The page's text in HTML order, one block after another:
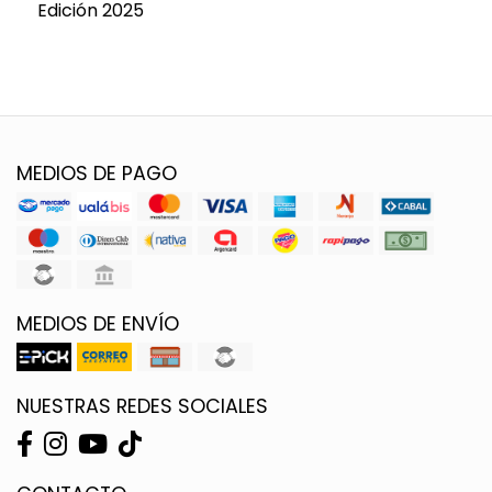
Edición 2025
MEDIOS DE PAGO
MEDIOS DE ENVÍO
NUESTRAS REDES SOCIALES